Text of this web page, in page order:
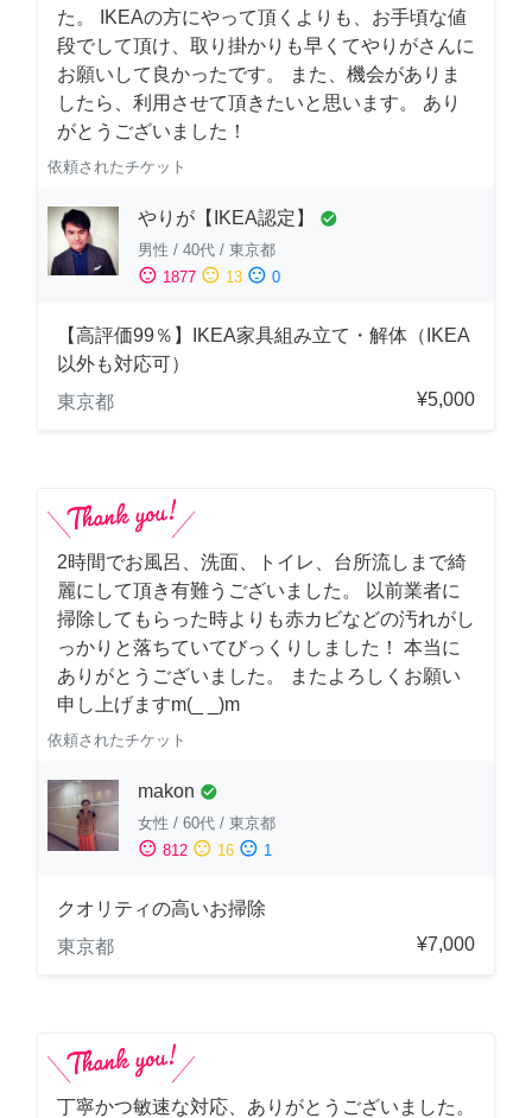
た。 IKEAの方にやって頂くよりも、お手頃な値
段でして頂け、取り掛かりも早くてやりがさんに
お願いして良かったです。 また、機会がありま
したら、利用させて頂きたいと思います。 あり
がとうございました！
依頼されたチケット
やりが【IKEA認定】 check_circle
男性 / 40代 / 東京都
sentiment_satisfied 1877 sentiment_neutral 13 sentiment_dissatisfied 0
【高評価99％】IKEA家具組み立て・解体（IKEA
以外も対応可）
東京都
¥5,000
2時間でお風呂、洗面、トイレ、台所流しまで綺
麗にして頂き有難うございました。 以前業者に
掃除してもらった時よりも赤カビなどの汚れがし
っかりと落ちていてびっくりしました！ 本当に
ありがとうございました。 またよろしくお願い
申し上げますm(_ _)m
依頼されたチケット
makon check_circle
女性 / 60代 / 東京都
sentiment_satisfied 812 sentiment_neutral 16 sentiment_dissatisfied 1
クオリティの高いお掃除
東京都
¥7,000
丁寧かつ敏速な対応、ありがとうございました。